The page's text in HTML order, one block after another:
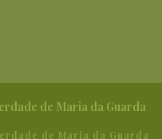
de Maria da Guarda